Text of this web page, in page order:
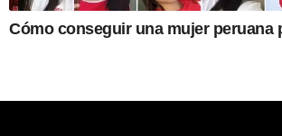
Cómo conseguir una mujer peruana